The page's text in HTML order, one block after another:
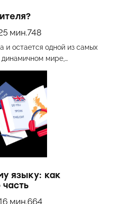
5 мин.748
и остается одной из самых
мире,…
языку: как
6 мин.664